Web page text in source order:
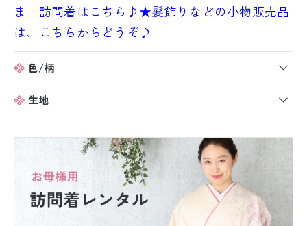
ま 訪問着はこちら♪★髪飾りなどの小物販売品
は、こちらからどうぞ♪
色/柄
生地